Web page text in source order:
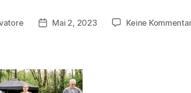
Beitragsdatum
Mai 2, 2023 Keine